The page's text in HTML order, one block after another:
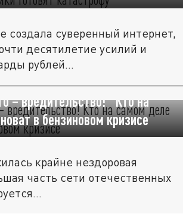
создала суверенный интернет,
десятилетие усилий и
рублей...
– вредительство!" Кто на
в бензиновом кризисе
крайне нездоровая
часть сети отечественных